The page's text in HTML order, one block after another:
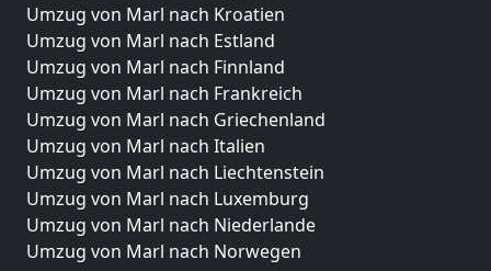
Umzug von Marl nach Kroatien
Umzug von Marl nach Estland
Umzug von Marl nach Finnland
Umzug von Marl nach Frankreich
Umzug von Marl nach Griechenland
Umzug von Marl nach Italien
Umzug von Marl nach Liechtenstein
Umzug von Marl nach Luxemburg
Umzug von Marl nach Niederlande
Umzug von Marl nach Norwegen